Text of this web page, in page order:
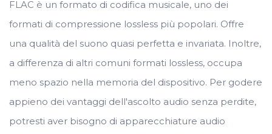
FLAC è un formato di codifica musicale, uno dei
formati di compressione lossless più popolari. Offre
una qualità del suono quasi perfetta e invariata. Inoltre,
a differenza di altri comuni formati lossless, occupa
meno spazio nella memoria del dispositivo. Per godere
appieno dei vantaggi dell'ascolto audio senza perdite,
potresti aver bisogno di apparecchiature audio